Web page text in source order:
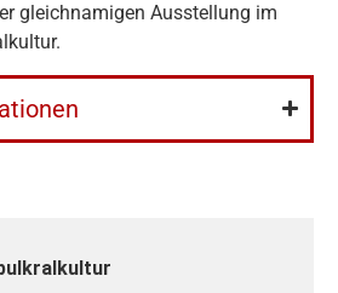
gleichnamigen Ausstellung im